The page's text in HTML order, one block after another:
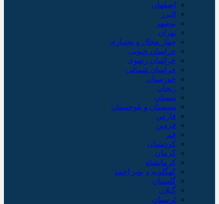
اصفهان
البرز
بوشهر
تهران
چهار محال و بختیاری
خراسان جنوبی
خراسان رضوی
خراسان شمالی
خوزستان
زنجان
سمنان
سیستان و بلوچستان
فارس
قزوین
قم
کردستان
کرمان
کرمانشاه
کهگلویه و بویر احمد
گلستان
گیلان
لرستان